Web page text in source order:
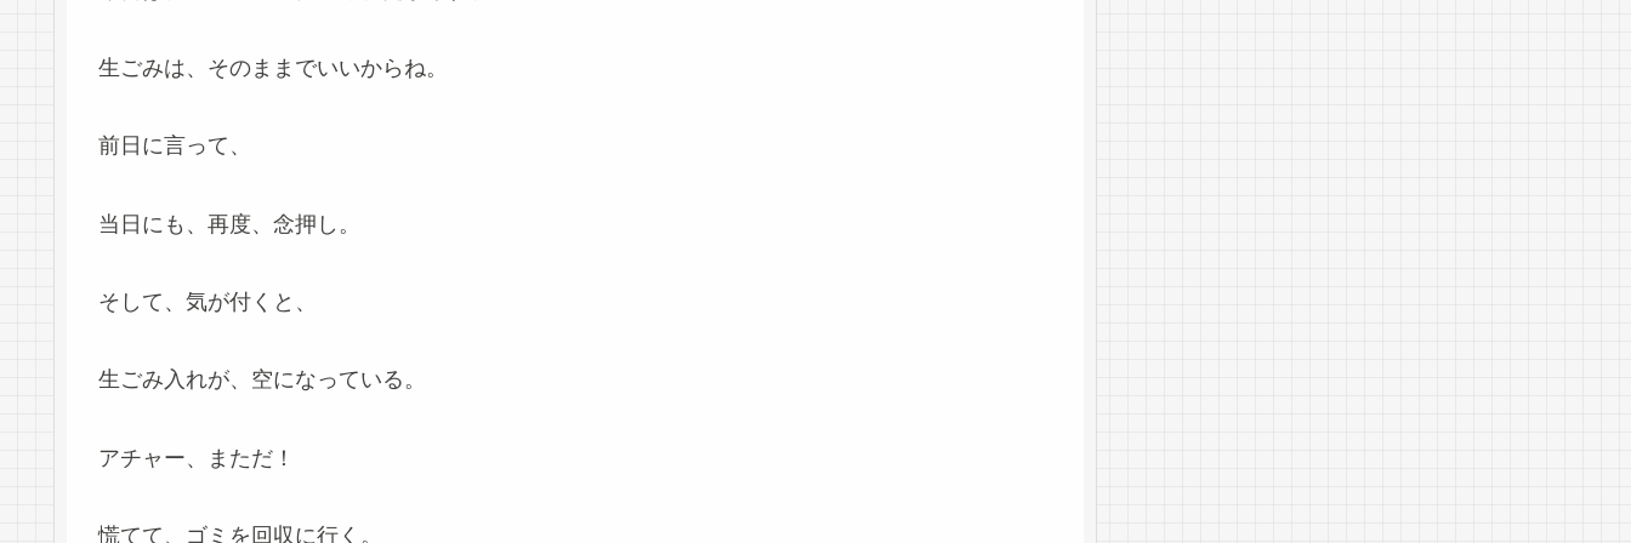
生ごみは、そのままでいいからね。
前日に言って、
当日にも、再度、念押し。
そして、気が付くと、
生ごみ入れが、空になっている。
アチャー、まただ！
慌てて、ゴミを回収に行く。